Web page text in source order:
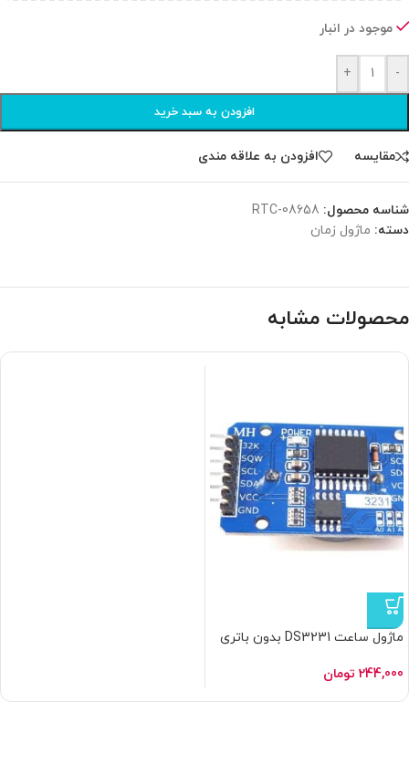
موجود در انبار
-
+
افزودن به سبد خرید
مقایسه افزودن به علاقه مندی
شناسه محصول: RTC-08658
دسته: ماژول زمان
محصولات مشابه
ماژول ساعت DS3231 بدون باتری
244,000 تومان